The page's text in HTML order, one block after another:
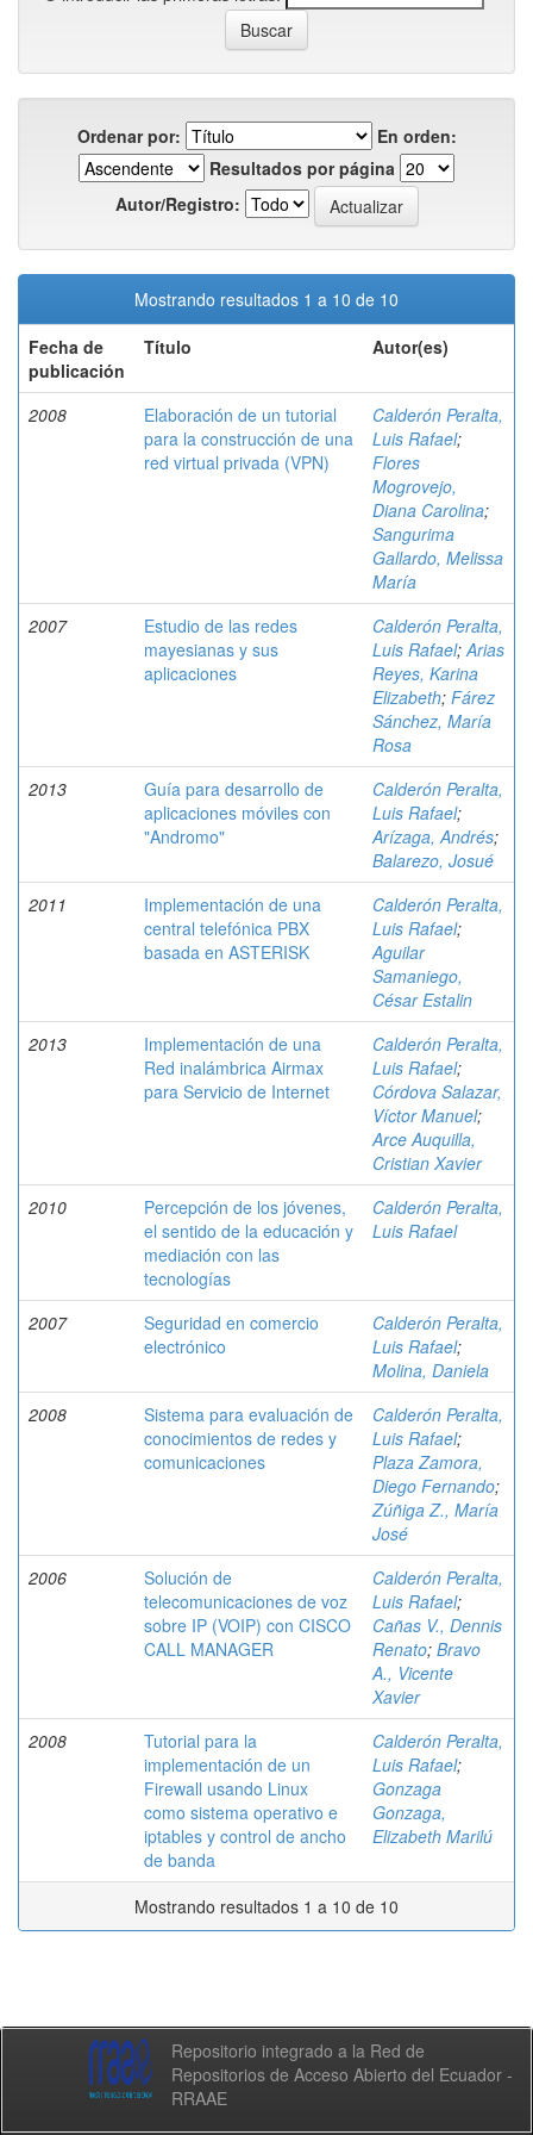
Ordenar por:
En orden:
Resultados por página
Autor/Registro:
Mostrando resultados 1 a 10 de 10
Fecha de
publicación
Título Autor(es)
2008
Elaboración de un tutorial
para la construcción de una
red virtual privada (VPN)
Calderón Peralta,
Luis Rafael;
Flores
Mogrovejo,
Diana Carolina;
Sangurima
Gallardo, Melissa
María
2007
Estudio de las redes
mayesianas y sus
aplicaciones
Calderón Peralta,
Luis Rafael;Arias
Reyes, Karina
Elizabeth; Fárez
Sánchez, María
Rosa
2013
Guía para desarrollo de
aplicaciones móviles con
"Andromo"
Calderón Peralta,
Luis Rafael;
Arízaga, Andrés;
Balarezo, Josué
2011
Implementación de una
central telefónica PBX
basada en ASTERISK
Calderón Peralta,
Luis Rafael;
Aguilar
Samaniego,
César Estalin
2013
Implementación de una
Red inalámbrica Airmax
para Servicio de Internet
Calderón Peralta,
Luis Rafael;
Córdova Salazar,
Víctor Manuel;
Arce Auquilla,
Cristian Xavier
2010
Percepción de los jóvenes,
el sentido de la educación y
mediación con las
tecnologías
Calderón Peralta,
Luis Rafael
2007
Seguridad en comercio
electrónico
Calderón Peralta,
Luis Rafael;
Molina, Daniela
2008
Sistema para evaluación de
conocimientos de redes y
comunicaciones
Calderón Peralta,
Luis Rafael;
Plaza Zamora,
Diego Fernando;
Zúñiga Z., María
José
2006
Solución de
telecomunicaciones de voz
sobre IP (VOIP) con CISCO
CALL MANAGER
Calderón Peralta,
Luis Rafael;
Cañas V., Dennis
Renato; Bravo
A., Vicente
Xavier
2008
Tutorial para la
implementación de un
Firewall usando Linux
como sistema operativo e
iptables y control de ancho
de banda
Calderón Peralta,
Luis Rafael;
Gonzaga
Gonzaga,
Elizabeth Marilú
Mostrando resultados 1 a 10 de 10
Repositorio integrado a la Red de
Repositorios de Acceso Abierto del Ecuador -
RRAAE